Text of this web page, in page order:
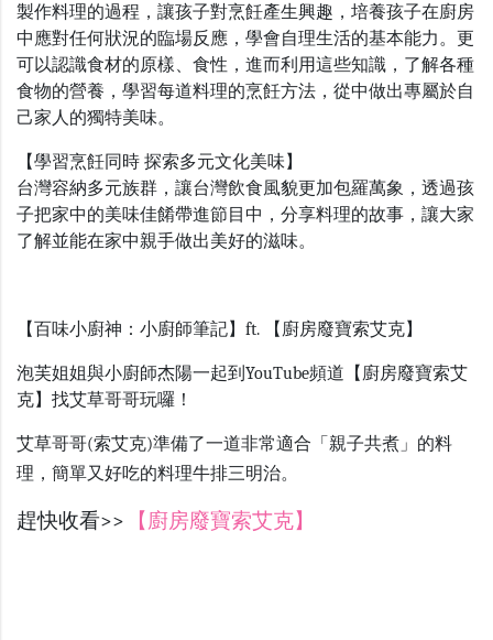
製作料理的過程，讓孩子對烹飪產生興趣，培養孩子在廚房
中應對任何狀況的臨場反應，學會自理生活的基本能力。更
可以認識食材的原樣、食性，進而利用這些知識，了解各種
食物的營養，學習每道料理的烹飪方法，從中做出專屬於自
己家人的獨特美味。
【學習烹飪同時 探索多元文化美味】
台灣容納多元族群，讓台灣飲食風貌更加包羅萬象，透過孩
子把家中的美味佳餚帶進節目中，分享料理的故事，讓大家
了解並能在家中親手做出美好的滋味。
【百味小廚神：小廚師筆記】ft. 【廚房廢寶索艾克】
泡芙姐姐與小廚師杰陽一起到YouTube頻道【廚房廢寶索艾
克】找艾草哥哥玩囉！
艾草哥哥(索艾克)準備了一道非常適合「親子共煮」的料
理，簡單又好吃的料理牛排三明治。
趕快收看>> 【廚房廢寶索艾克】